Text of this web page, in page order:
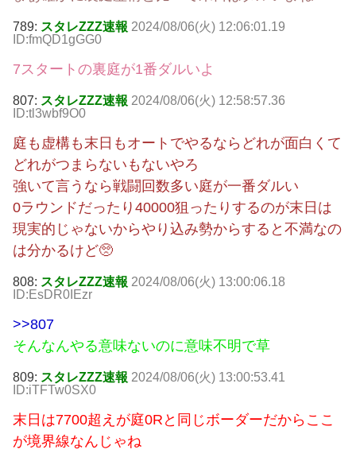
789: スタレZZZ速報 2024/08/06(火) 12:06:01.19
ID:fmQD1gGG0
7スタートの裏庭が1番ダルいよ
807: スタレZZZ速報 2024/08/06(火) 12:58:57.36
ID:tl3wbf9O0
庭も虚構も末日もオートでやるならどれが面白くて
どれがつまらないもないやろ
強いて言うなら戦闘回数多い庭が一番ダルい
0ラウンドだったり40000狙ったりするのが末日は
現実的じゃないからやり込み勢からすると不満なの
は分かるけど🥺
808: スタレZZZ速報 2024/08/06(火) 13:00:06.18
ID:EsDR0IEzr
>>807
そんなんやる意味ないのに意味不明で草
809: スタレZZZ速報 2024/08/06(火) 13:00:53.41
ID:iTFTw0SX0
末日は7700超えが庭0Rと同じボーダーだからここ
が境界線なんじゃね